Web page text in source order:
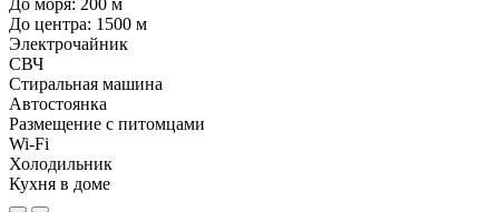
До центра: 1500 м
Электрочайник
СВЧ
Стиральная машина
Автостоянка
Размещение с питомцами
Wi-Fi
Холодильник
Кухня в доме